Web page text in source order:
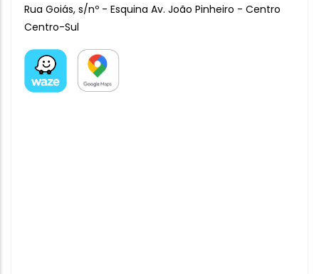
Rua Goiás, s/nº - Esquina Av. João Pinheiro - Centro
Centro-Sul